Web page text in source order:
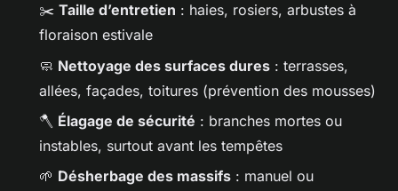
✂️ Taille d’entretien : haies, rosiers, arbustes à
floraison estivale
🧼 Nettoyage des surfaces dures : terrasses,
allées, façades, toitures (prévention des mousses)
🪓 Élagage de sécurité : branches mortes ou
instables, surtout avant les tempêtes
🌱 Désherbage des massifs : manuel ou